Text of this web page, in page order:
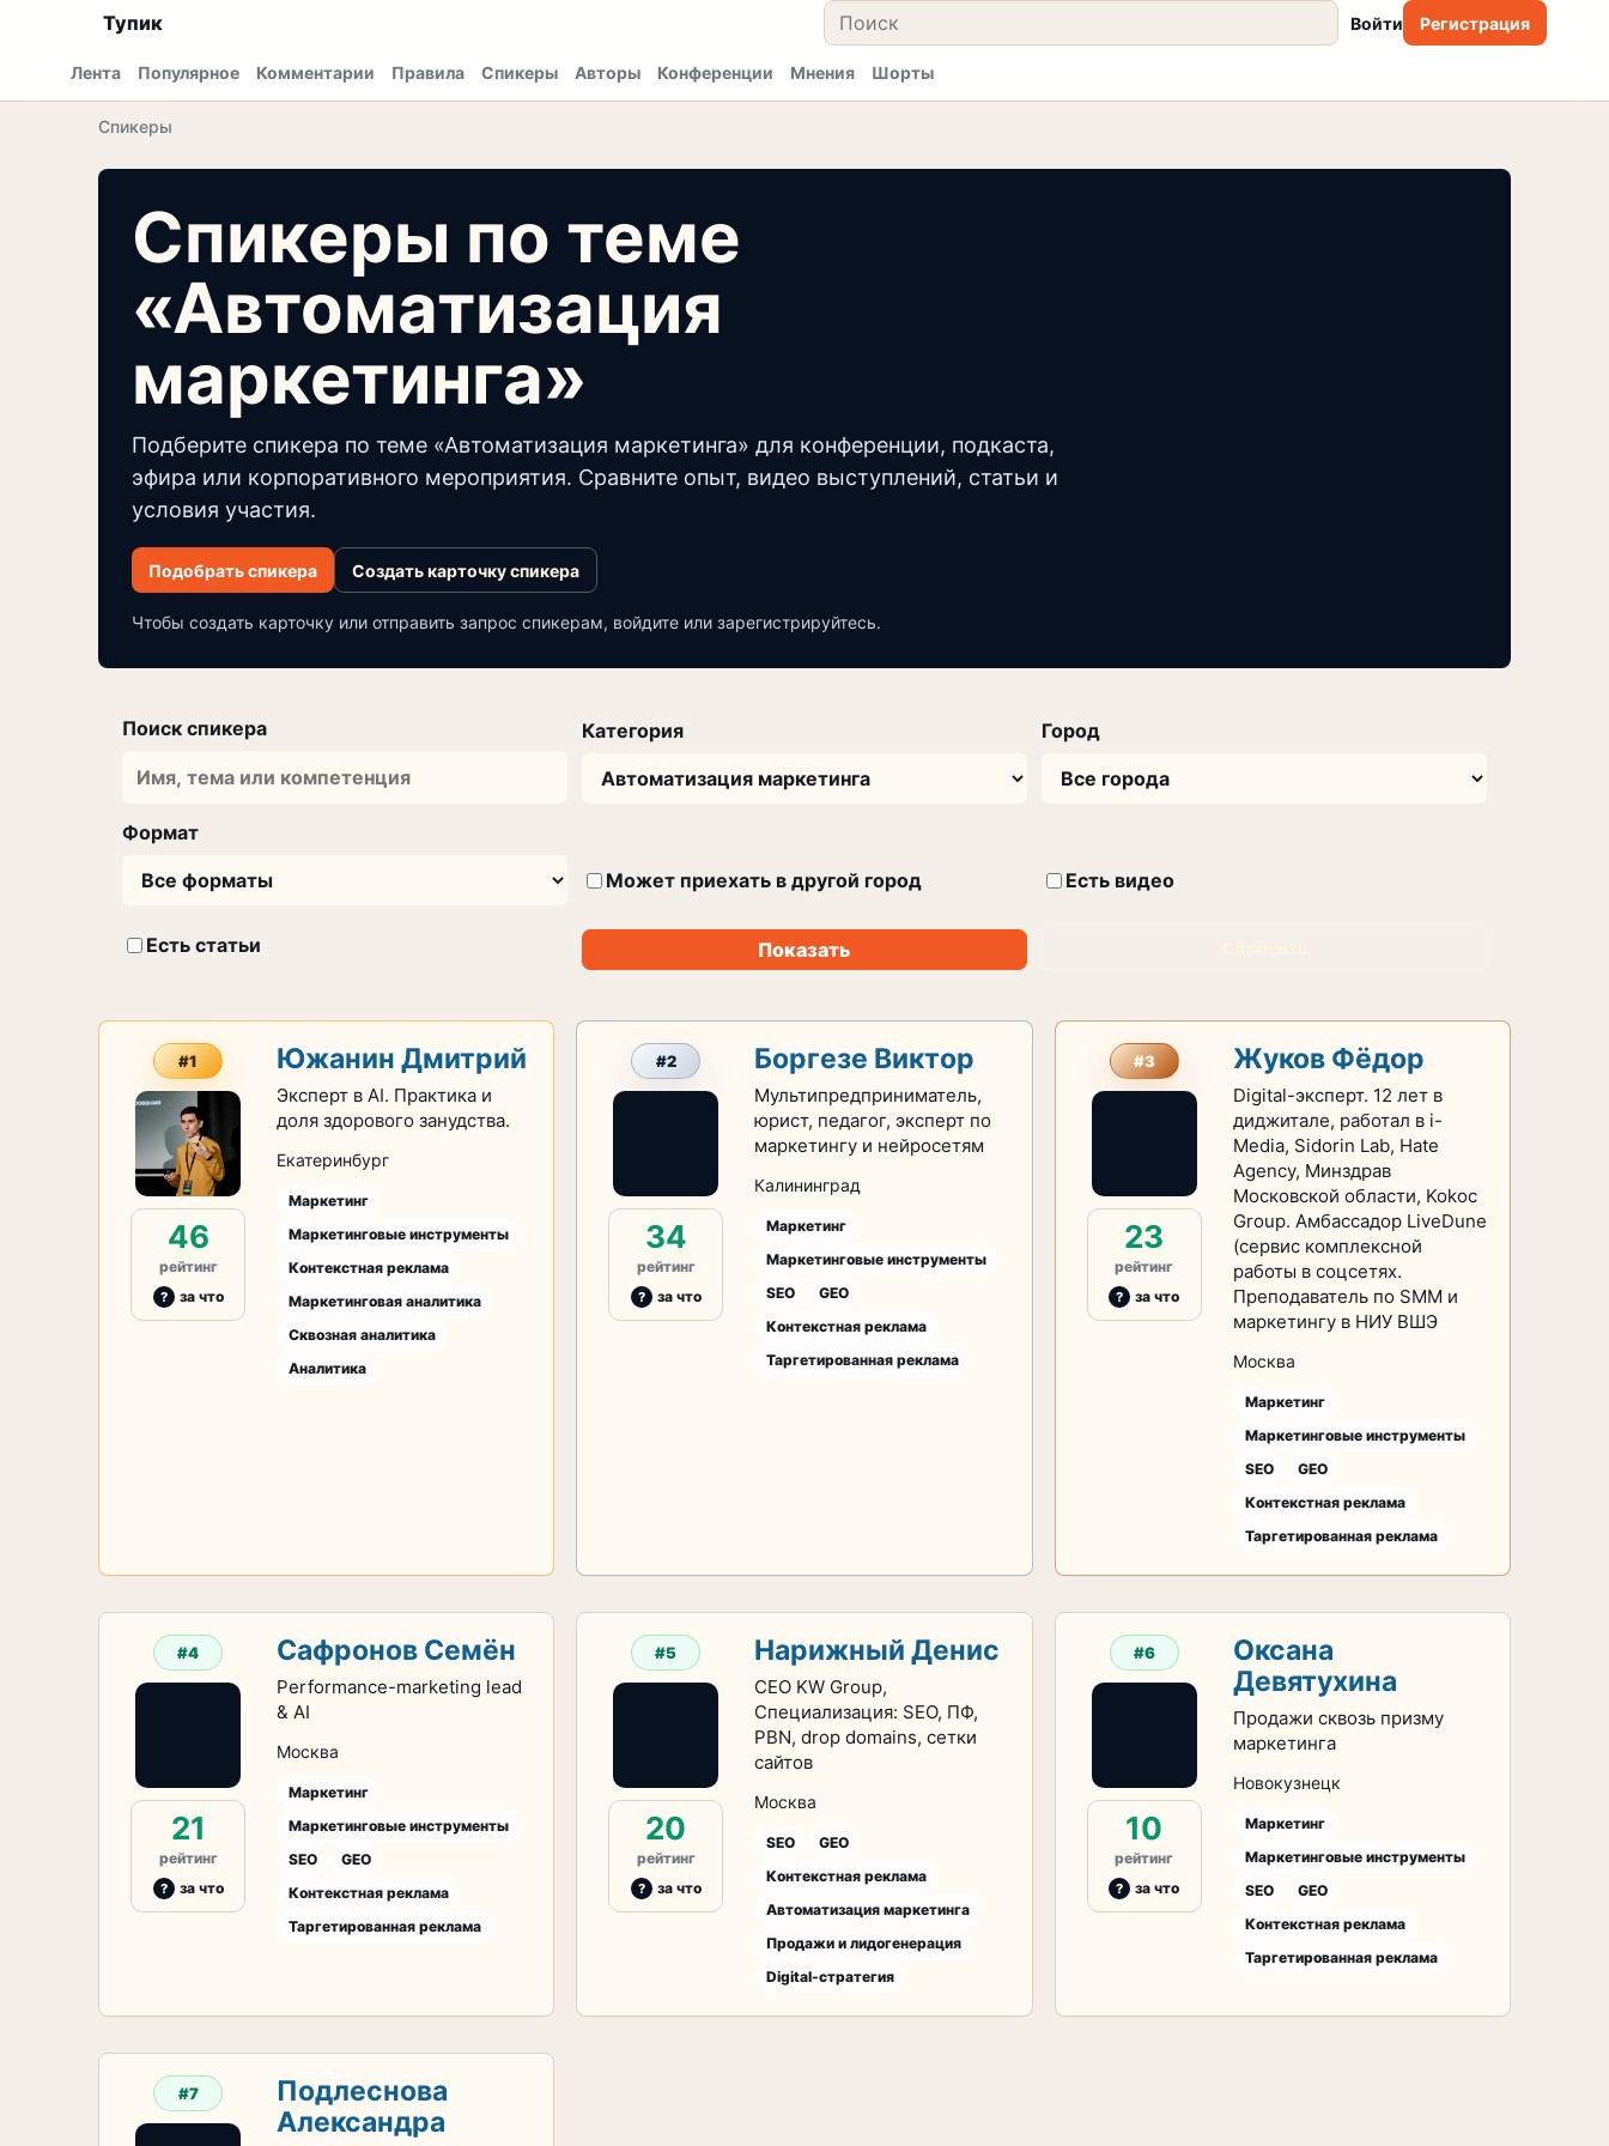
Тупик
Лента Популярное Комментарии Правила Спикеры Авторы Конференции Мнения Шорты
Войти Регистрация
Спикеры
Спикеры по теме
«Автоматизация
маркетинга»
Подберите спикера по теме «Автоматизация маркетинга» для конференции, подкаста,
эфира или корпоративного мероприятия. Сравните опыт, видео выступлений, статьи и
условия участия.
Подобрать спикера Создать карточку спикера
Чтобы создать карточку или отправить запрос спикерам, войдите или зарегистрируйтесь.
Поиск спикера Категория Город
Формат
Может приехать в другой город
Есть видео
Есть статьи Показать
#1
46
рейтинг
за что
Южанин Дмитрий
Эксперт в AI. Практика и
доля здорового занудства.
Екатеринбург
Маркетинг
Маркетинговые инструменты
Контекстная реклама
Маркетинговая аналитика
Сквозная аналитика
Аналитика
#2
34
рейтинг
за что
Боргезе Виктор
Мультипредприниматель,
юрист, педагог, эксперт по
маркетингу и нейросетям
Калининград
Маркетинг
Маркетинговые инструменты
SEO
GEO
Контекстная реклама
Таргетированная реклама
#3
23
рейтинг
за что
Жуков Фёдор
Digital-эксперт. 12 лет в
диджитале, работал в i-
Media, Sidorin Lab, Hate
Agency, Минздрав
Московской области, Kokoc
Group. Амбассадор LiveDune
(сервис комплексной
работы в соцсетях.
Преподаватель по SMM и
маркетингу в НИУ ВШЭ
Москва
Маркетинг
Маркетинговые инструменты
SEO
GEO
Контекстная реклама
Таргетированная реклама
#4
21
рейтинг
за что
Сафронов Семён
Performance-marketing lead
& AI
Москва
Маркетинг
Маркетинговые инструменты
SEO
GEO
Контекстная реклама
Таргетированная реклама
#5
20
рейтинг
за что
Нарижный Денис
CEO KW Group,
Специализация: SEO, ПФ,
PBN, drop domains, сетки
сайтов
Москва
SEO
GEO
Контекстная реклама
Автоматизация маркетинга
Продажи и лидогенерация
Digital-стратегия
#6
10
рейтинг
за что
Оксана
Девятухина
Продажи сквозь призму
маркетинга
Новокузнецк
Маркетинг
Маркетинговые инструменты
SEO
GEO
Контекстная реклама
Таргетированная реклама
#7
Подлеснова
Александра